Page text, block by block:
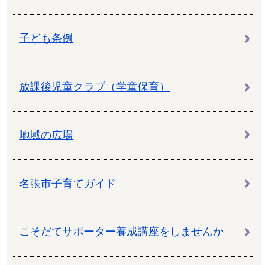
子ども条例
放課後児童クラブ（学童保育）
地域の広場
名張市子育てガイド
こそだてサポーター養成講座をしませんか